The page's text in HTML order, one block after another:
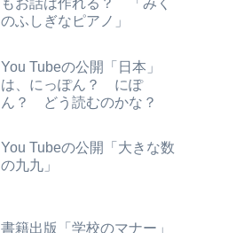
もお話は作れる？ 「みく
のふしぎなピアノ」
You Tubeの公開「日本」
は、にっぽん？ にぽ
ん？ どう読むのかな？
You Tubeの公開「大きな数
の九九」
書籍出版「学校のマナー」